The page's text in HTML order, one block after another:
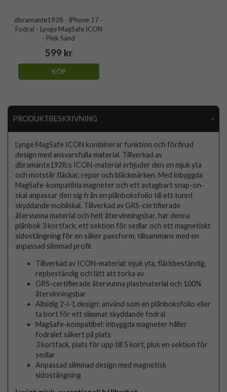
dbramante1928 - iPhone 17 -
Fodral - Lynge MagSafe ICON
- Pink Sand
599 kr
KÖP
PRODUKTBESKRIVNING
Lynge MagSafe ICON kombinerar funktion och förfinad
design med ansvarsfulla material. Tillverkad av
dbramante1928:s ICON-material erbjuder den en mjuk yta
och motstår fläckar, repor och bläckmärken. Med inbyggda
MagSafe-kompatibla magneter och ett avtagbart snap-on-
skal anpassar den sig från en plånboksfolio till ett tunnt
skyddande mobilskal. Tillverkad av GRS-certifierade
återvunna material och helt återvinningsbar, har denna
plånbok 3 kortfack, ett sektion för sedlar och ett magnetiskt
sidostängning för en säker passform, tillsammans med en
anpassad slimmad profil.
Tillverkad av ICON-material: mjuk yta, fläckbeständig,
repbeständig och lätt att torka av
GRS-certifierade återvunna plastmaterial och 100%
återvinningsbar
Allsidig 2-i-1 design: använd som en plånboksfolio eller
ta bort för ett slimmat skyddande fodral
MagSafe-kompatibel: inbyggda magneter håller
fodralet säkert på plats
3 kortfack, plats för upp till 5 kort, plus en sektion för
sedlar
Anpassad slimmad design med magnetisk
sidostängning